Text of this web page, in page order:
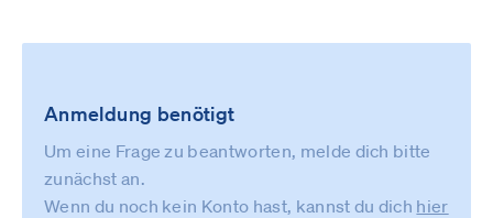
Anmeldung benötigt
Um eine Frage zu beantworten, melde dich bitte
zunächst an.
Wenn du noch kein Konto hast, kannst du dich hier